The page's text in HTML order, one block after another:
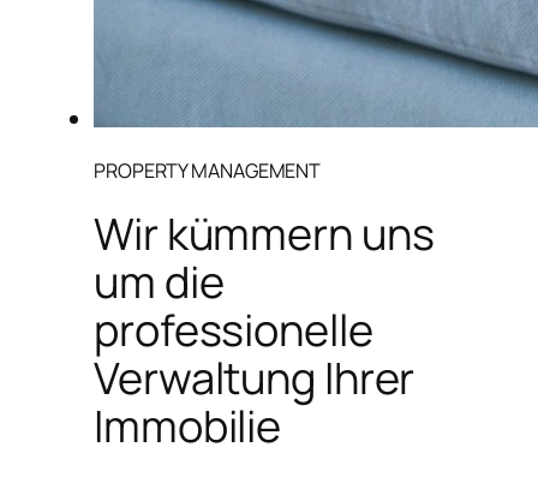
PROPERTY MANAGEMENT
Wir kümmern uns
um die
professionelle
Verwaltung Ihrer
Immobilie